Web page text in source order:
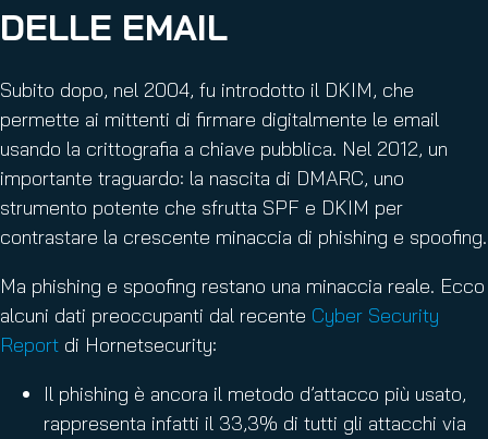
DELLE EMAIL
Subito dopo, nel 2004, fu introdotto il DKIM, che
permette ai mittenti di firmare digitalmente le email
usando la crittografia a chiave pubblica. Nel 2012, un
importante traguardo: la nascita di DMARC, uno
strumento potente che sfrutta SPF e DKIM per
contrastare la crescente minaccia di phishing e spoofing.
Ma phishing e spoofing restano una minaccia reale. Ecco
alcuni dati preoccupanti dal recente Cyber Security
Report di Hornetsecurity:
Il phishing è ancora il metodo d’attacco più usato,
rappresenta infatti il 33,3% di tutti gli attacchi via